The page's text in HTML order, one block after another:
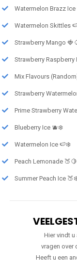
Watermelon Brazz
Watermelon Skittles
Strawberry Mango
Strawberry
Mix Flavours
Strawberry
Prime Strawberry
Blueberry Ice 🫐❄️
Watermelon Ice 🍉❄️
Peach Lemonade 🍑🍋
Summer Peach Ice
Hier vindt
vragen over
Heeft u een